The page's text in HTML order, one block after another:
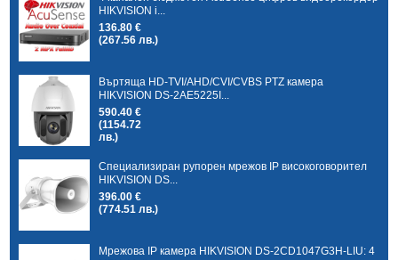
HIKVISION i...
136.80 €
(267.56 лв.)
Въртяща HD-TVI/AHD/CVI/CVBS PTZ камера
HIKVISION DS-2AE5225I...
590.40 €
(1154.72
лв.)
Специализиран рупорен мрежов IP високоговорител
HIKVISION DS...
396.00 €
(774.51 лв.)
Мрежова IP камера HIKVISION DS-2CD1047G3H-LIU: 4